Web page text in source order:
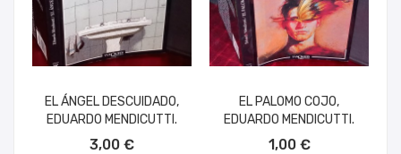
EL ÁNGEL DESCUIDADO,
EDUARDO MENDICUTTI.
3,00 €
EL PALOMO COJO,
EDUARDO MENDICUTTI.
1,00 €